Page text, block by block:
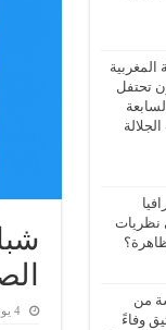
4 يونيو، 2020
المغربية
تحتفل
نظريات
من
وفاءً